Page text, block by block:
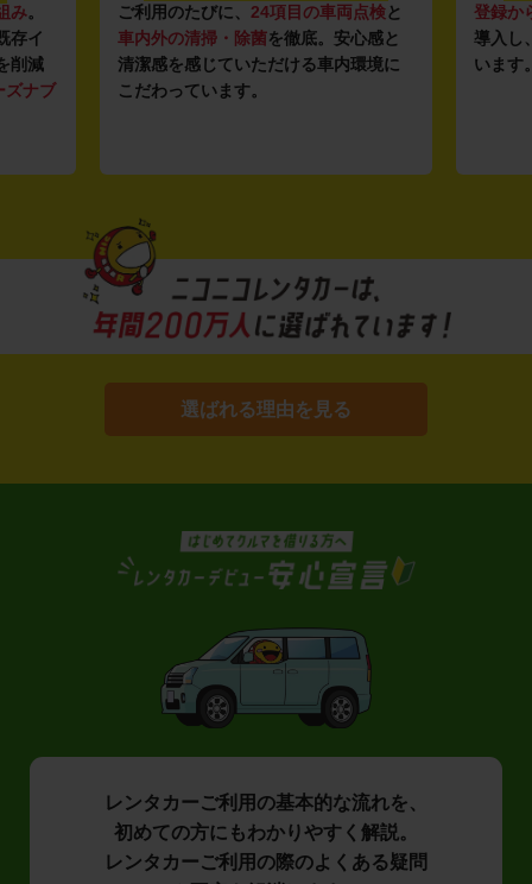
み。
存イ
削減
ズナブ
ご利用のたびに、 24項目の車両点検と
車内外の清掃・除菌を徹底。安心感と
清潔感を感じていただける車内環境に
こだわっています。
登録か
導入し
います
選ばれる理由を見る
レンタカーご利用の基本的な流れを、
初めての方にもわかりやすく解説。
レンタカーご利用の際のよくある疑問